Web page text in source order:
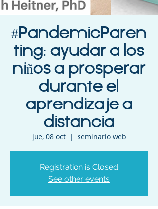
#PandemicParen
ting: ayudar a los
niños a prosperar
durante el
aprendizaje a
distancia
jue, 08 oct
  |
seminario web
Registration is Closed
See other events